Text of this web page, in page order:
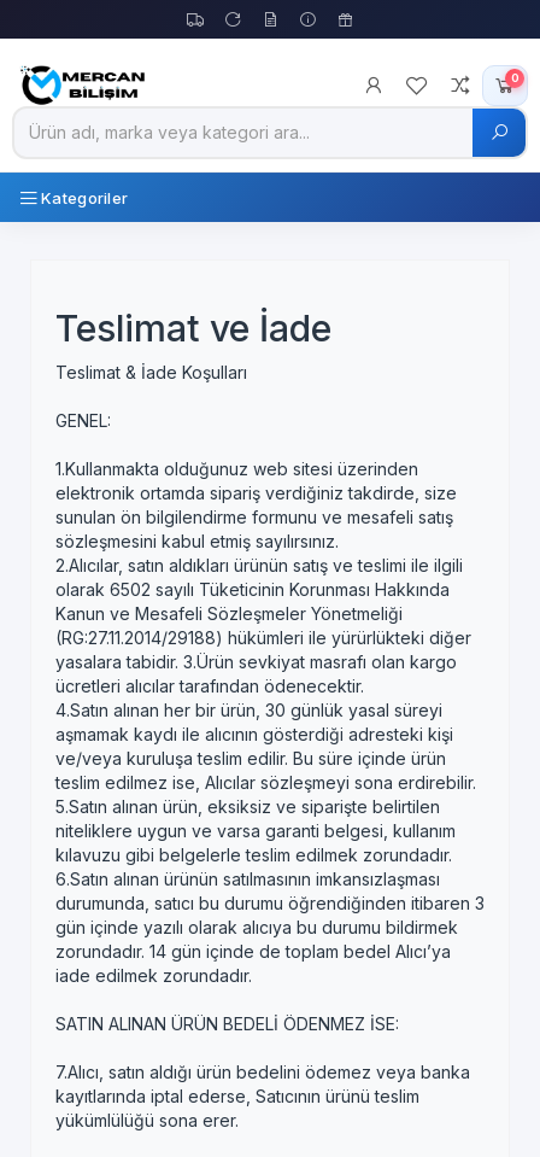
0
Kategoriler
Teslimat ve İade
Teslimat & İade Koşulları
GENEL:
1.Kullanmakta olduğunuz web sitesi üzerinden
elektronik ortamda sipariş verdiğiniz takdirde, size
sunulan ön bilgilendirme formunu ve mesafeli satış
sözleşmesini kabul etmiş sayılırsınız.
2.Alıcılar, satın aldıkları ürünün satış ve teslimi ile ilgili
olarak 6502 sayılı Tüketicinin Korunması Hakkında
Kanun ve Mesafeli Sözleşmeler Yönetmeliği
(RG:27.11.2014/29188) hükümleri ile yürürlükteki diğer
yasalara tabidir. 3.Ürün sevkiyat masrafı olan kargo
ücretleri alıcılar tarafından ödenecektir.
4.Satın alınan her bir ürün, 30 günlük yasal süreyi
aşmamak kaydı ile alıcının gösterdiği adresteki kişi
ve/veya kuruluşa teslim edilir. Bu süre içinde ürün
teslim edilmez ise, Alıcılar sözleşmeyi sona erdirebilir.
5.Satın alınan ürün, eksiksiz ve siparişte belirtilen
niteliklere uygun ve varsa garanti belgesi, kullanım
kılavuzu gibi belgelerle teslim edilmek zorundadır.
6.Satın alınan ürünün satılmasının imkansızlaşması
durumunda, satıcı bu durumu öğrendiğinden itibaren 3
gün içinde yazılı olarak alıcıya bu durumu bildirmek
zorundadır. 14 gün içinde de toplam bedel Alıcı’ya
iade edilmek zorundadır.
SATIN ALINAN ÜRÜN BEDELİ ÖDENMEZ İSE:
7.Alıcı, satın aldığı ürün bedelini ödemez veya banka
kayıtlarında iptal ederse, Satıcının ürünü teslim
yükümlülüğü sona erer.